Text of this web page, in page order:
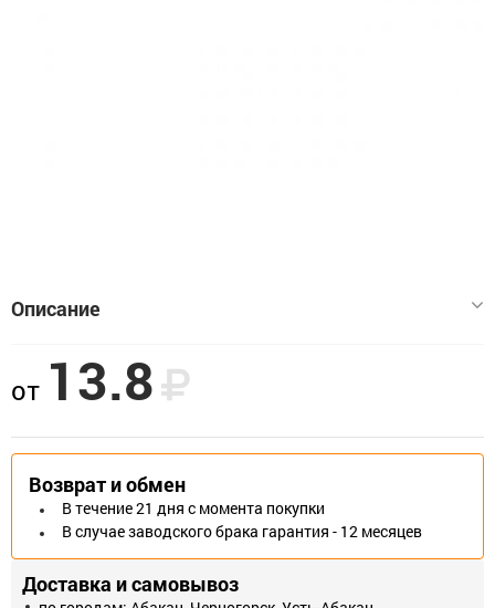
Описание
У цанги есть четыре фиксирующих сегмента и нераспорная
часть. Нераспорная часть дюбеля должна подбираться по
делается крепеж. Складывание фиксирующих сегментов цанги
происходит в момент вкручивания в дюбель винта. От
проворачивания внутри отверстия дюбель Молли защищают
острые зубчики, которые находятся на стопорном бортике.
Стопорный бортик не дает провалиться дюбелю внутрь
отверстия. Изготавливается дюбель «молли» из стали с
гальваническим цинковым покрытием. Винты, используемые
от 13.8
Возврат и обмен
В течение 21 дня с момента покупки
В случае заводского брака гарантия - 12 месяцев
Доставка и самовывоз